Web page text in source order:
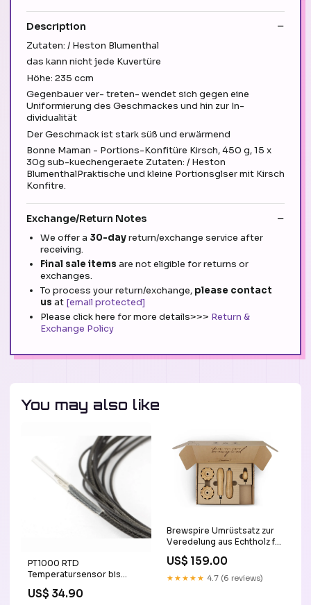
Description
Zutaten: / Heston Blumenthal
das kann nicht jede Kuvertüre
Höhe: 235 ccm
Gegenbauer ver- treten- wendet sich gegen eine
Uniformierung des Geschmackes und hin zur In-
dividualität
Der Geschmack ist stark süß und erwärmend
Bonne Maman - Portions-Konfitüre Kirsch, 450 g, 15 x
30g sub-kuechengeraete Zutaten: / Heston
BlumenthalPraktische und kleine Portionsglser mit Kirsch
Konfitre.
Exchange/Return Notes
We offer a 30-dayreturn/exchange service after
receiving.
Final sale items are not eligible for returns or
exchanges.
To process your return/exchange, please contact
us at [email protected]
Please click here for more details>>> Return &
Exchange Policy
You may also like
PT1000 RTD
Temperatursensor bis
US$ 34.90
Brewspire Umrüstsatz zur
Veredelung aus Echtholz für
Ausführung:Walnuss
US$ 159.00
★★★★★ 4.7 (6 reviews)